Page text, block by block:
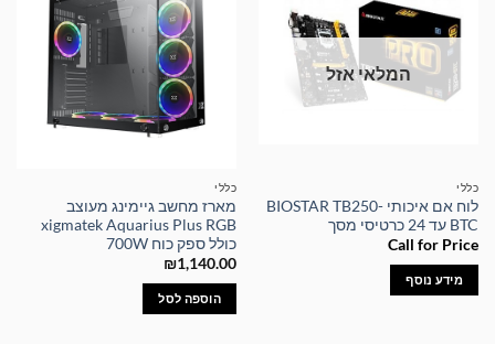
המלאי אזל
כללי
לוח אם איכותי BIOSTAR TB250-
BTC עד 24 כרטיסי מסך
Call for Price
מידע נוסף
כללי
מארז מחשב גיימינג מעוצב
xigmatek Aquarius Plus RGB
כולל ספק כוח 700W
₪1,140.00
הוספה לסל